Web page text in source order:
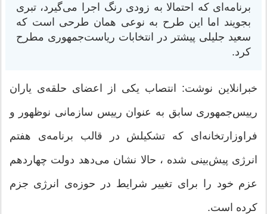
برنامه‌ای که احتمالا به زودی رنگ اجرا می‌گیرد، تبری
بجویند اما این طرح به نوعی همان طرحی است که
سعید جلیلی پیشتر در انتخابات ریاست‌جمهوری مطرح
کرد.
خبرانلاین نوشت: انتصاب یکی از اعضای حلقه‌ی یاران
رییس‌جمهوری سابق به عنوان رییس سازمانی نوظهور و
فراوزارتخانه‌ای که تشکیلش در قالب برنامه‌ی هفتم
انرژی پیش‌بینی شده ، حالا نشان می‌دهد دولت چهاردهم
عزم خود را برای تغییر شرایط در حوزه‌ی انرژی جزم
کرده است.